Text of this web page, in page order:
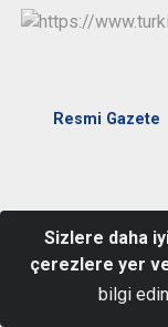
Resmi Gazete
Sizlere daha
çerezlere yer
bilgi